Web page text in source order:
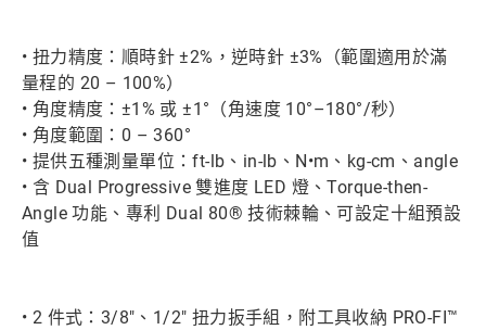
• 扭力精度：順時針 ±2%，逆時針 ±3%（範圍適用於滿
量程的 20 – 100%）
• 角度精度：±1% 或 ±1°（角速度 10°–180°/秒）
• 角度範圍：0 – 360°
• 提供五種測量單位：ft-lb、in-lb、N•m、kg-cm、angle
• 含 Dual Progressive 雙進度 LED 燈、Torque-then-
Angle 功能、專利 Dual 80® 技術棘輪、可設定十組預設
值
• 2 件式：3/8"、1/2" 扭力扳手組，附工具收納 PRO-FI™